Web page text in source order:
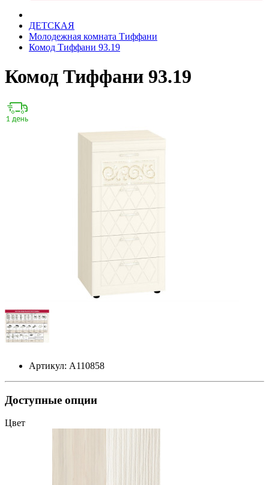
ДЕТСКАЯ
Молодежная комната Тиффани
Комод Тиффани 93.19
Комод Тиффани 93.19
Артикул: А110858
Доступные опции
Цвет